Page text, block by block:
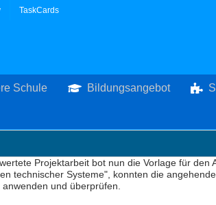
TaskCards
Schule Bildungsangebot
Projektarbeit bot nun die Vorlage für
technischer Systeme", konnten die
und überprüfen.